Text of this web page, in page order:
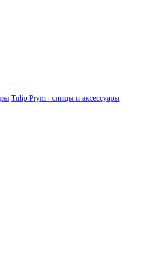
Tulip Prym - спицы и аксессуары